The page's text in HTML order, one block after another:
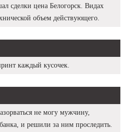
сделки цена Белогорск. Видах
объем действующего.
каждый кусочек.
не могу мужчину,
и решили за ним проследить.